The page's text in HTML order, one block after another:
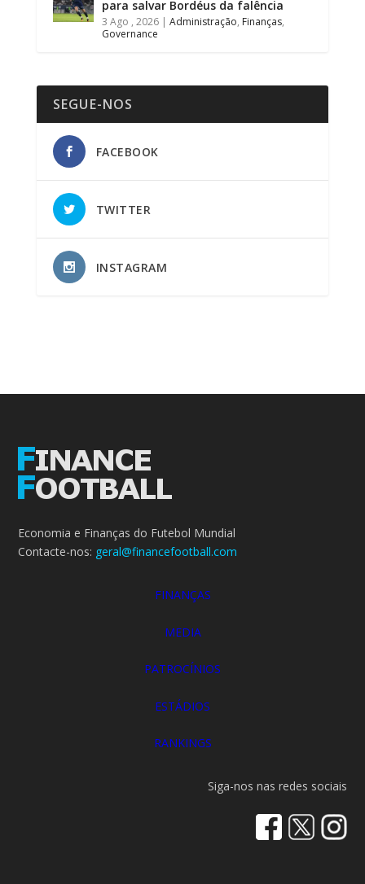
para salvar Bordéus da falência
3 Ago , 2026| Administração, Finanças,
Governance
SEGUE-NOS
FACEBOOK
TWITTER
INSTAGRAM
Economia e Finanças do Futebol Mundial
Contacte-nos: geral@financefootball.com
FINANÇAS
MEDIA
PATROCÍNIOS
ESTÁDIOS
RANKINGS
Siga-nos nas redes sociais